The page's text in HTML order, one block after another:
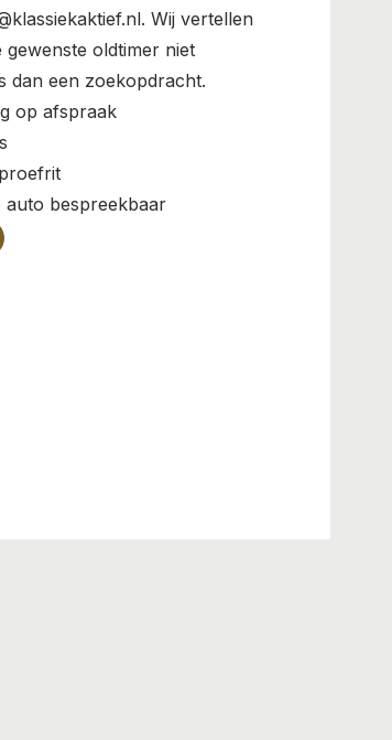
Wij vertellen
gewenste oldtimer niet
dan een zoekopdracht.
op afspraak
auto bespreekbaar